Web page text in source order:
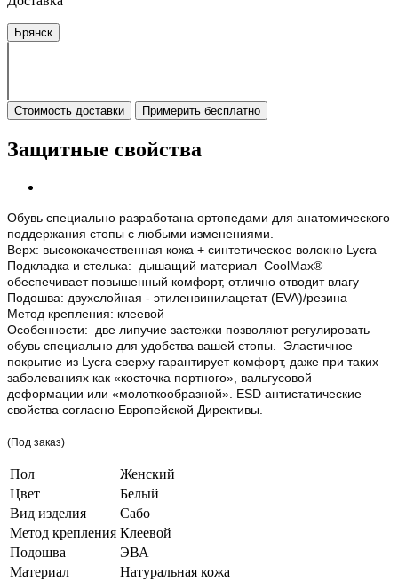
Брянск
Стоимость доставки Примерить бесплатно
Защитные свойства
Обувь специально разработана ортопедами для анатомического
поддержания стопы с любыми изменениями.
Верх: высококачественная кожа + синтетическое волокно Lycra
Подкладка и стелька: дышащий материал CoolMax®
обеспечивает повышенный комфорт, отлично отводит влагу
Подошва: двухслойная - этиленвинилацетат (EVA)/резина
Метод крепления: клеевой
Особенности: две липучие застежки позволяют регулировать
обувь специально для удобства вашей стопы. Эластичное
покрытие из Lycra сверху гарантирует комфорт, даже при таких
заболеваниях как «косточка портного», вальгусовой
деформации или «молоткообразной». ESD антистатические
свойства согласно Европейской Директивы.
(Под заказ)
Пол
Женский
Цвет
Белый
Вид изделия
Сабо
Метод крепления Клеевой
Подошва
ЭВА
Материал
Натуральная кожа